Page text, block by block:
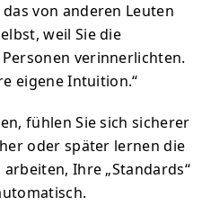
von anderen Leuten
weil Sie die
verinnerlichten.
eigene Intuition.“
fühlen Sie sich sicherer
oder später lernen die
Ihre „Standards“